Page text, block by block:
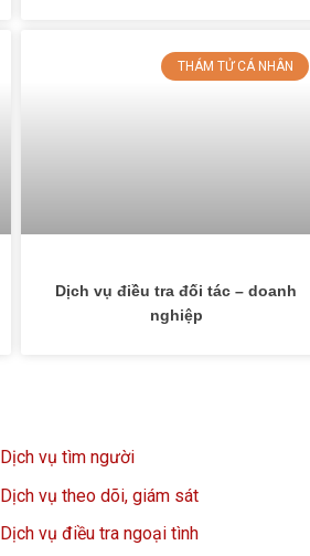
THÁM TỬ CÁ NHÂN
Dịch vụ điều tra đối tác – doanh
nghiệp
Dịch vụ tìm người
Dịch vụ theo dõi, giám sát
Dịch vụ điều tra ngoại tình